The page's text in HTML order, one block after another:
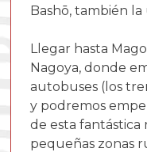
Bashō, también la
Llegar hasta
Nagoya, donde
autobuses (los
y podremos
de esta
pequeñas zonas